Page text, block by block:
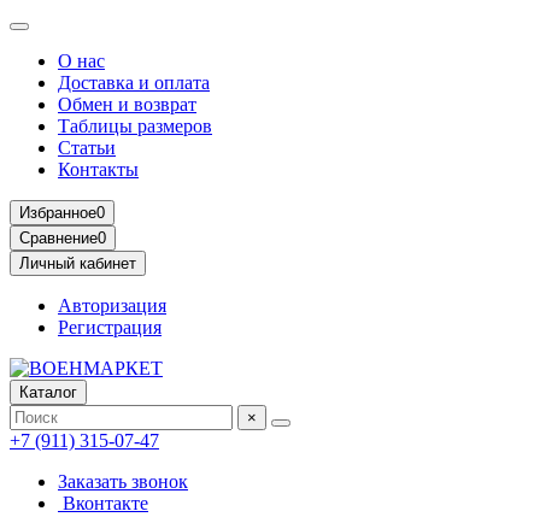
О нас
Доставка и оплата
Обмен и возврат
Таблицы размеров
Статьи
Контакты
Избранное0
Сравнение0
Личный кабинет
Авторизация
Регистрация
Каталог
×
+7 (911) 315-07-47
Заказать звонок
Вконтакте